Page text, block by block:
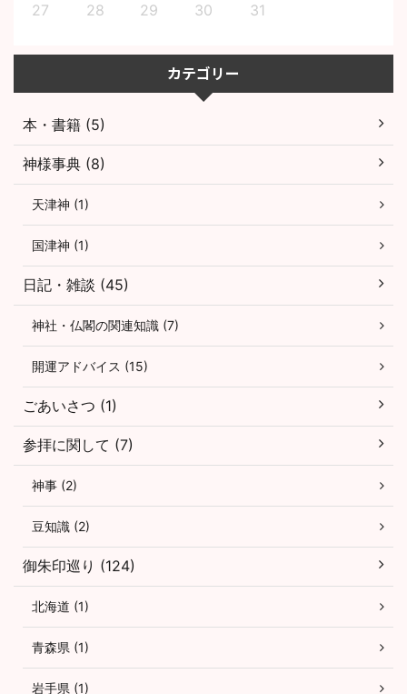
27
28 29 30 31
カテゴリー
本・書籍 (5)
神様事典 (8)
天津神 (1)
国津神 (1)
日記・雑談 (45)
神社・仏閣の関連知識 (7)
開運アドバイス (15)
ごあいさつ (1)
参拝に関して (7)
神事 (2)
豆知識 (2)
御朱印巡り (124)
北海道 (1)
青森県 (1)
岩手県 (1)